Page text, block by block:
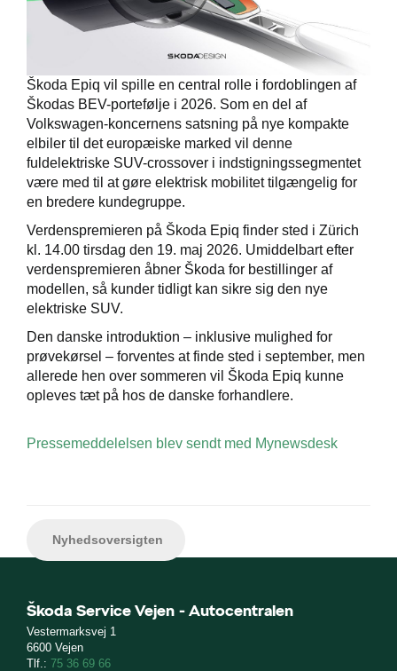
Škoda Epiq vil spille en central rolle i fordoblingen af
Škodas BEV-portefølje i 2026. Som en del af
Volkswagen-koncernens satsning på nye kompakte
elbiler til det europæiske marked vil denne
fuldelektriske SUV-crossover i indstigningssegmentet
være med til at gøre elektrisk mobilitet tilgængelig for
en bredere kundegruppe.
Verdenspremieren på Škoda Epiq finder sted i Zürich
kl. 14.00 tirsdag den 19. maj 2026. Umiddelbart efter
verdenspremieren åbner Škoda for bestillinger af
modellen, så kunder tidligt kan sikre sig den nye
elektriske SUV.
Den danske introduktion – inklusive mulighed for
prøvekørsel – forventes at finde sted i september, men
allerede hen over sommeren vil Škoda Epiq kunne
opleves tæt på hos de danske forhandlere.
Pressemeddelelsen blev sendt med Mynewsdesk
Nyhedsoversigten
Škoda Service Vejen - Autocentralen
Vestermarksvej 1
6600 Vejen
Tlf.: 75 36 69 66